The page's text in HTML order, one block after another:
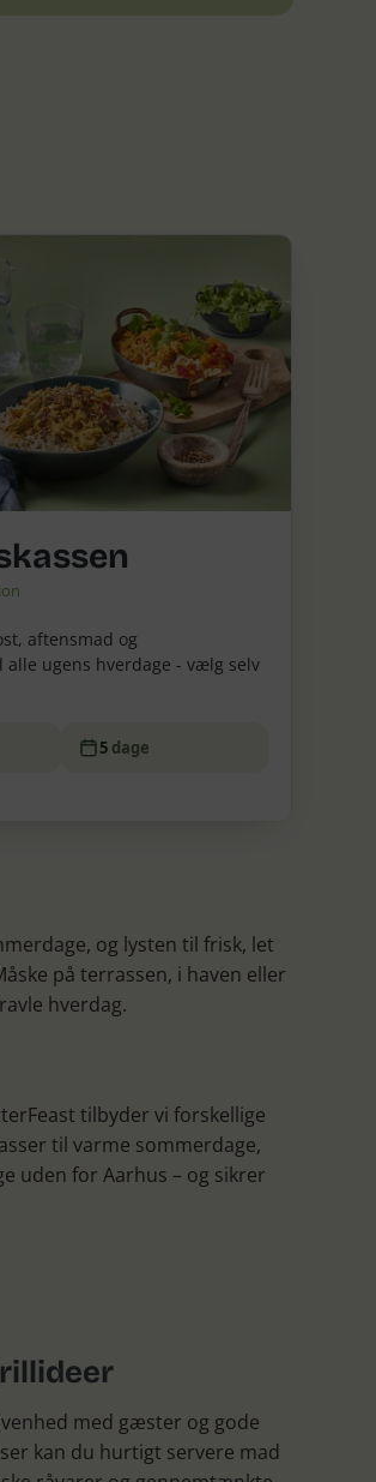
aftensmad og
ugens hverdage - vælg selv
5 dage
og lysten til frisk, let
på terrassen, i haven eller
hverdag.
tilbyder vi forskellige
til varme sommerdage,
uden for Aarhus – og sikrer
med gæster og gode
kan du hurtigt servere mad